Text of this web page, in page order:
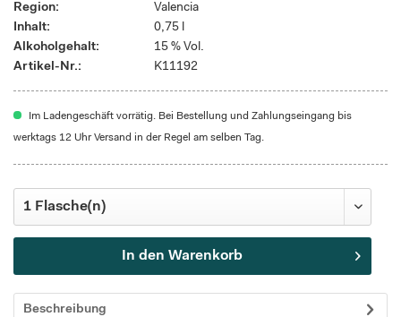
Region:
Valencia
Inhalt:
0,75 l
Alkoholgehalt:
15 % Vol.
Artikel-Nr.:
K11192
Im Ladengeschäft vorrätig. Bei Bestellung und Zahlungseingang bis
werktags 12 Uhr Versand in der Regel am selben Tag.
In den Warenkorb
Beschreibung